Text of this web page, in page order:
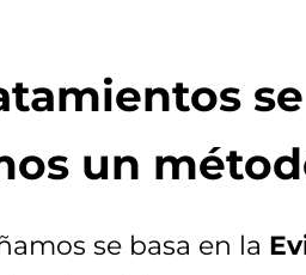
un
se basa en la